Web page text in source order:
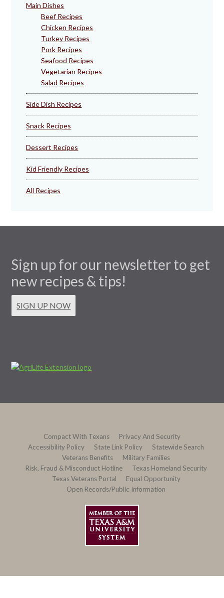
Main Dishes
Beef Recipes
Chicken Recipes
Turkey Recipes
Pork Recipes
Seafood Recipes
Vegetarian Recipes
Salad Recipes
Side Dish Recipes
Snack Recipes
Dessert Recipes
Kid Friendly Recipes
All Recipes
Sign up for our newsletter to get
new recipes & tips!
SIGN UP NOW
Compact With Texans
Privacy And Security
Accessibility Policy
State Link Policy
Statewide Search
Veterans Benefits
Military Families
Risk, Fraud & Misconduct Hotline
Texas Homeland Security
Texas Veterans Portal
Equal Opportunity
Open Records/Public Information